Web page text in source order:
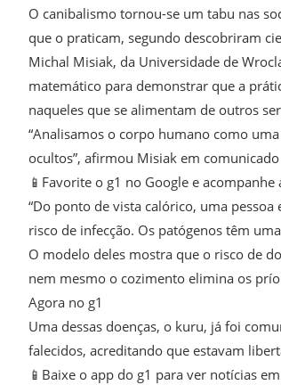
O canibalismo tornou-se um tabu nas
que o praticam, segundo descobriram
Michal Misiak, da Universidade de
matemático para demonstrar que a
naqueles que se alimentam de outros
“Analisamos o corpo humano como
ocultos”, afirmou Misiak em
📱Favorite o g1 no Google e
“Do ponto de vista calórico, uma
risco de infecção. Os patógenos têm
O modelo deles mostra que o risco de
nem mesmo o cozimento elimina os
Agora no g1
Uma dessas doenças, o kuru, já foi
falecidos, acreditando que estavam
📱Baixe o app do g1 para ver notícias